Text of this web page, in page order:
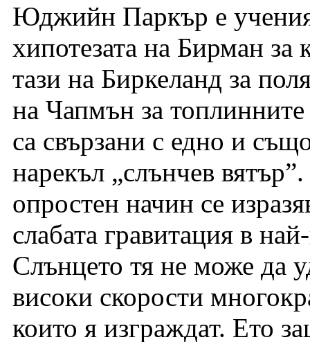
Юджийн Паркър е
хипотезата на Бирман
тази на Биркеланд за
на Чапмън за топлинните
са свързани с едно и
нарекъл „слънчев
опростен начин се
слабата гравитация в
Слънцето тя не може да
високи скорости
които я изграждат. Ето